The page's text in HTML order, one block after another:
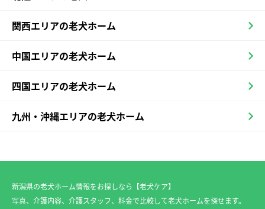
関西エリアの老犬ホーム
中国エリアの老犬ホーム
四国エリアの老犬ホーム
九州・沖縄エリアの老犬ホーム
新潟県の老犬ホーム情報をお探しなら【老犬ケア】
写真、介護内容、介護スタッフ、料金で比較して老犬ホームを探せます。